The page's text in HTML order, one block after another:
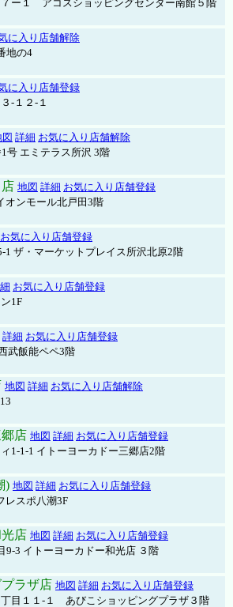
ー１ アコスショッピングセンター南館５階
に入り店舗解除
地の4
に入り店舗登録
-１２-１
詳細 お気に入り店舗解除
号 エミテラス所沢 3階
地図 詳細 お気に入り店舗登録
オンモール北戸田3階
お気に入り店舗登録
1 ザ・マーケットプレイス所沢北原2階
お気に入り店舗登録
1F
詳細 お気に入り店舗登録
武飯能ペペ3階
地図 詳細 お気に入り店舗解除
店 地図 詳細 お気に入り店舗登録
1-1-1 イトーヨーカドー三郷店2階
) 地図 詳細 お気に入り店舗登録
レスポ八潮3F
店 地図 詳細 お気に入り店舗登録
9-3 イトーヨーカドー和光店 ３階
ラザ店 地図 詳細 お気に入り店舗登録
目１１-１ あびこショッピングプラザ３階